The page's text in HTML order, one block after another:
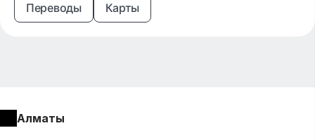
Переводы Карты
Алматы